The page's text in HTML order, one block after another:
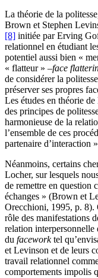
La théorie de la
Brown et Stephen
[8] initiée par Erving
relationnel en étudiant
potentiel aussi bien «
« flatteur » –face
de considérer la
préserver ses propres
Les études en théorie
des principes de
harmonieuse de la
l’ensemble de ces
partenaire d’interaction
Néanmoins, certains
Locher, sur lesquels
de remettre en question
échanges » (Brown et
Orecchioni, 1995, p. 8).
rôle des manifestations
relation interpersonnelle
du faceworktel
et Levinson et de leurs
travail relationnel
comportements impolis